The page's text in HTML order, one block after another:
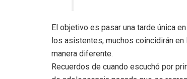
El objetivo es pasar una tarde única
los asistentes, muchos coincidirán
manera diferente.
Recuerdos de cuando escuchó por